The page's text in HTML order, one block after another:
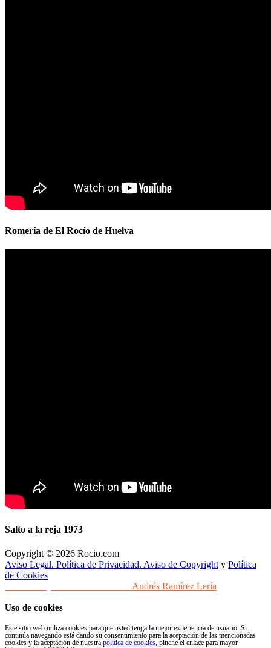
Romería de El Rocío de Huelva
Salto a la reja 1973
Copyright © 2026 Rocio.com
Aviso Legal. Política de Privacidad. Aviso de Copyright y Política
de Cookies
Andrés Ramírez Lería
Uso de cookies
Este sitio web utiliza cookies para que usted tenga la mejor experiencia de usuario. Si
continúa navegando está dando su consentimiento para la aceptación de las mencionadas
cookies y la aceptación de nuestra política de cookies, pinche el enlace para mayor